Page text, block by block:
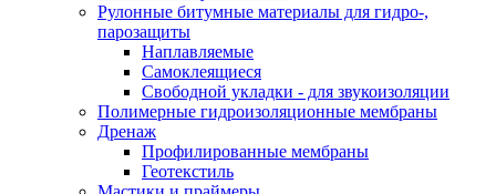
Рулонные битумные материалы для гидро-,
парозащиты
Наплавляемые
Самоклеящиеся
Свободной укладки - для звукоизоляции
Полимерные гидроизоляционные мембраны
Дренаж
Профилированные мембраны
Геотекстиль